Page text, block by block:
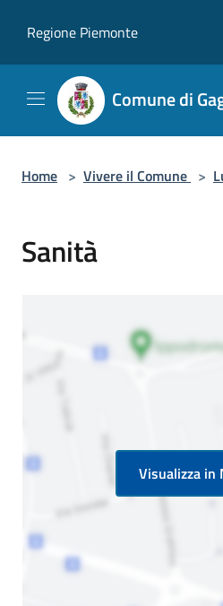
Regione Piemonte
Comune di
Home > Vivere il Comune >
Sanità
Visualizza in